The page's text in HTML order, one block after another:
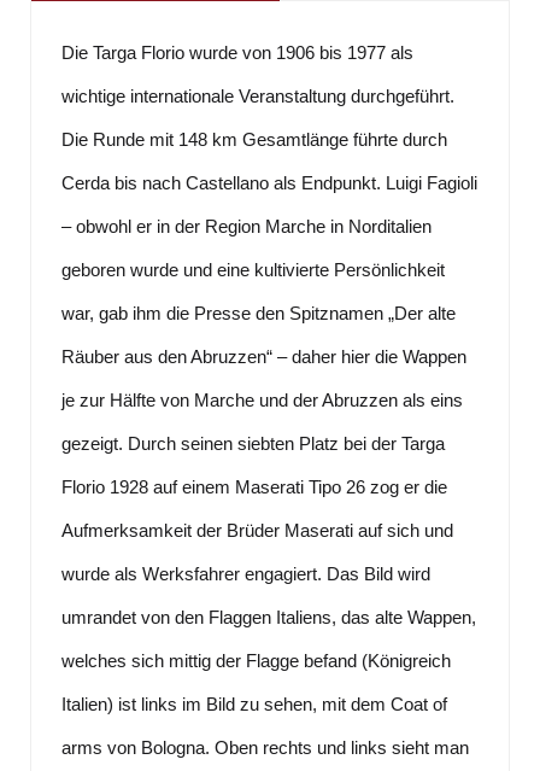
Die Targa Florio wurde von 1906 bis 1977 als
wichtige internationale Veranstaltung durchgeführt.
Die Runde mit 148 km Gesamtlänge führte durch
Cerda bis nach Castellano als Endpunkt. Luigi Fagioli
– obwohl er in der Region Marche in Norditalien
geboren wurde und eine kultivierte Persönlichkeit
war, gab ihm die Presse den Spitznamen „Der alte
Räuber aus den Abruzzen“ – daher hier die Wappen
je zur Hälfte von Marche und der Abruzzen als eins
gezeigt. Durch seinen siebten Platz bei der Targa
Florio 1928 auf einem Maserati Tipo 26 zog er die
Aufmerksamkeit der Brüder Maserati auf sich und
wurde als Werksfahrer engagiert. Das Bild wird
umrandet von den Flaggen Italiens, das alte Wappen,
welches sich mittig der Flagge befand (Königreich
Italien) ist links im Bild zu sehen, mit dem Coat of
arms von Bologna. Oben rechts und links sieht man